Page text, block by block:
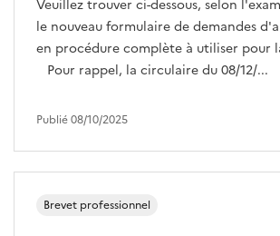
Veuillez trouver ci-dessous, selon
le nouveau formulaire de demandes
en procédure complète à utiliser pour
Pour rappel, la circulaire du 08/12/...
Publié 08/10/2025
Brevet professionnel